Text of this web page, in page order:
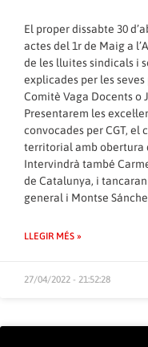
El proper dissabte 30
actes del 1r de Maig a
de les lluites sindicals i
explicades per les
Comitè Vaga Docents o
Presentarem les
convocades per CGT,
territorial amb obertura
Intervindrà també
de Catalunya, i
general i Montse
LLEGIR MÉS »
27/04/2022 - 21:52:28